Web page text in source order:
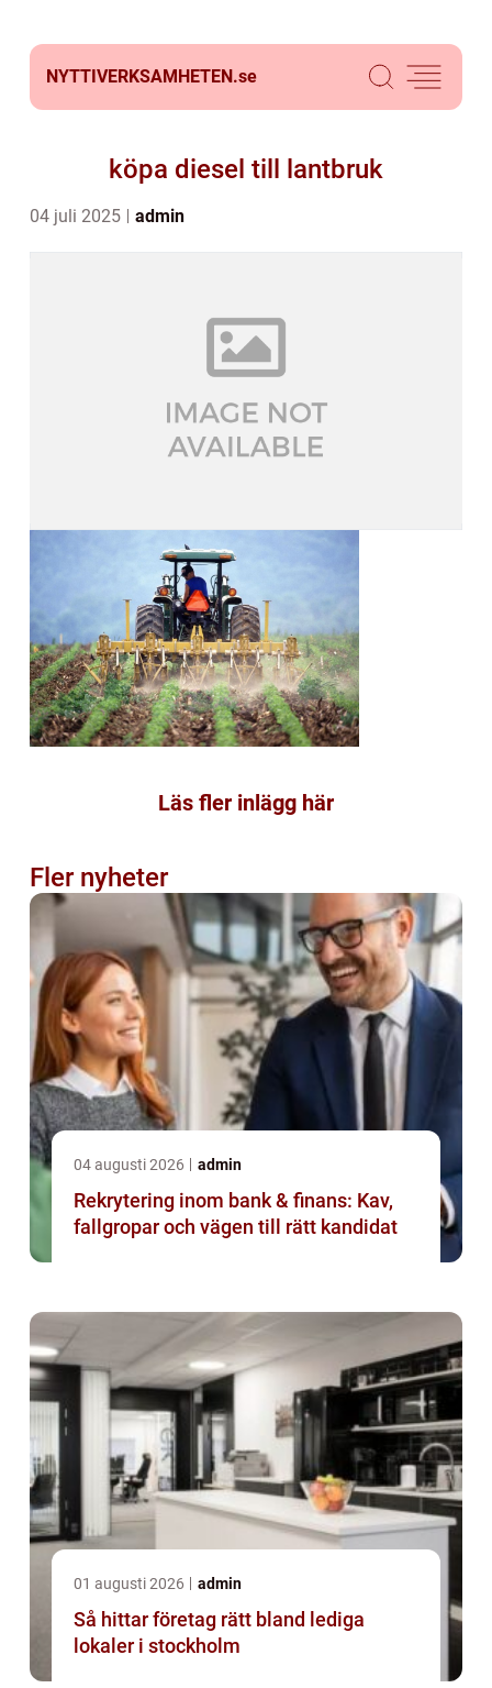
NYTTIVERKSAMHETEN.se
köpa diesel till lantbruk
04 juli 2025 admin
Läs fler inlägg här
Fler nyheter
04 augusti 2026 admin
Rekrytering inom bank & finans: Kav,
fallgropar och vägen till rätt kandidat
01 augusti 2026 admin
Så hittar företag rätt bland lediga
lokaler i stockholm